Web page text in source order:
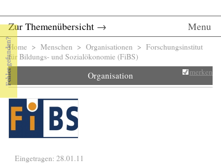
Zur Themenübersicht → Menu
Sie sind hier
Home > Menschen > Organisationen > Forschungsinstitut
für Bildungs- und Sozialökonomie (FiBS)
Organisation merken
Eingetragen: 28.01.11